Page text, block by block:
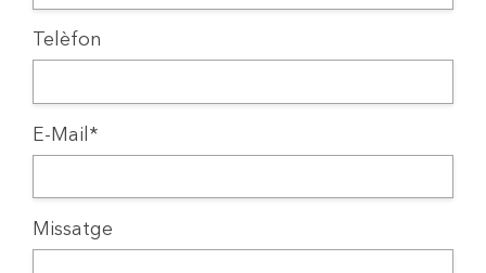
Telèfon
E-Mail*
Missatge